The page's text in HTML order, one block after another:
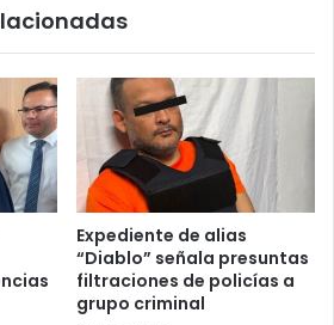
Expediente de alias
“Diablo” señala presuntas
filtraciones de policías a
grupo criminal